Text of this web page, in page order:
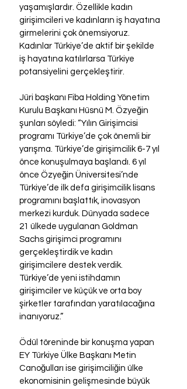
yaşamışlardır. Özellikle kadın
girişimcileri ve kadınların iş hayatına
girmelerini çok önemsiyoruz.
Kadınlar Türkiye’de aktif bir şekilde
iş hayatına katılırlarsa Türkiye
potansiyelini gerçekleştirir.
Jüri başkanı Fiba Holding Yönetim
Kurulu Başkanı Hüsnü M. Özyeğin
şunları söyledi: “Yılın Girişimcisi
programı Türkiye’de çok önemli bir
yarışma. Türkiye’de girişimcilik 6-7 yıl
önce konuşulmaya başlandı. 6 yıl
önce Özyeğin Üniversitesi’nde
Türkiye’de ilk defa girişimcilik lisans
programını başlattık, inovasyon
merkezi kurduk. Dünyada sadece
21 ülkede uygulanan Goldman
Sachs girişimci programını
gerçekleştirdik ve kadın
girişimcilere destek verdik.
Türkiye’de yeni istihdamın
girişimciler ve küçük ve orta boy
şirketler tarafından yaratılacağına
inanıyoruz.”
Ödül töreninde bir konuşma yapan
EY Türkiye Ülke Başkanı Metin
Canoğulları ise girişimciliğin ülke
ekonomisinin gelişmesinde büyük